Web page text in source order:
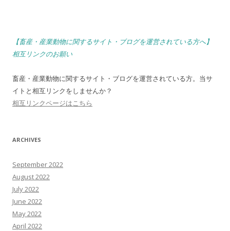
【畜産・産業動物に関するサイト・ブログを運営されている方へ】
相互リンクのお願い
畜産・産業動物に関するサイト・ブログを運営されている方。当サ
イトと相互リンクをしませんか？
相互リンクページはこちら
ARCHIVES
September 2022
August 2022
July 2022
June 2022
May 2022
April 2022